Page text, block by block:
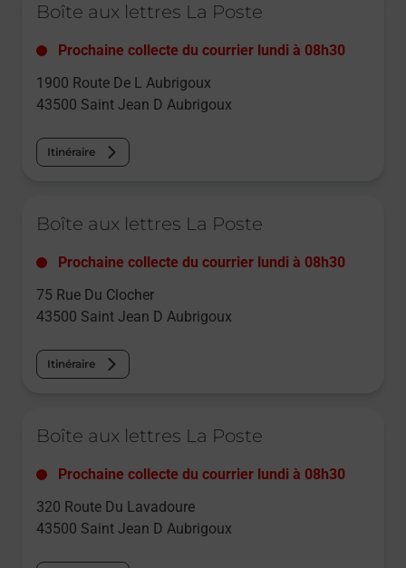
Boîte aux lettres La Poste
Prochaine collecte du courrier lundi à 08h30
1900 Route De L Aubrigoux
43500 Saint Jean D Aubrigoux
Itinéraire
Boîte aux lettres La Poste
Prochaine collecte du courrier lundi à 08h30
75 Rue Du Clocher
43500 Saint Jean D Aubrigoux
Itinéraire
Boîte aux lettres La Poste
Prochaine collecte du courrier lundi à 08h30
320 Route Du Lavadoure
43500 Saint Jean D Aubrigoux